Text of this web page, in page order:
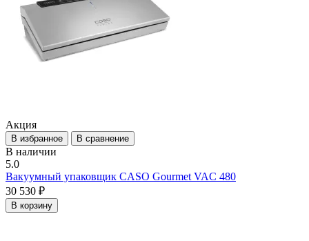
Акция
В избранное В сравнение
В наличии
5.0
Вакуумный упаковщик CASO Gourmet VAC 480
30 530 ₽
В корзину